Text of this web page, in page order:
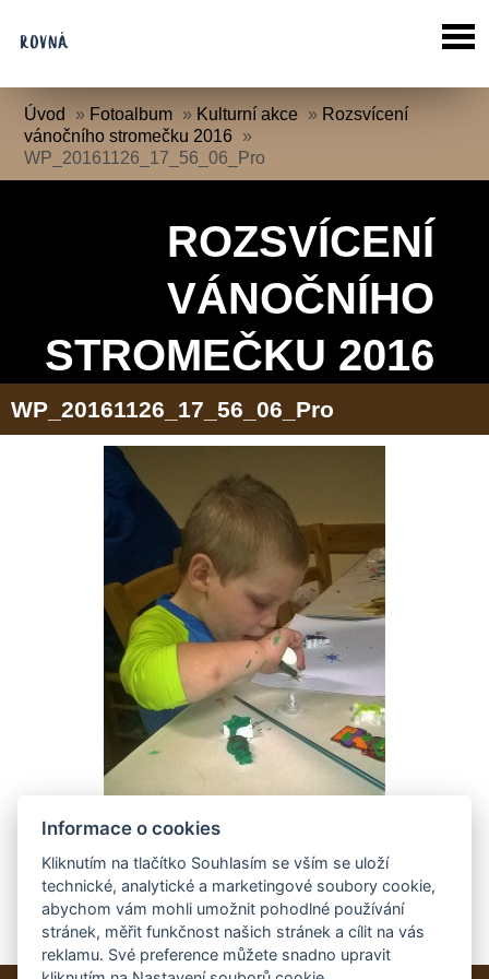
Úvod » Fotoalbum » Kulturní akce » Rozsvícení
vánočního stromečku 2016 »
WP_20161126_17_56_06_Pro
ROZSVÍCENÍ
VÁNOČNÍHO
STROMEČKU 2016
WP_20161126_17_56_06_Pro
Informace o cookies
Kliknutím na tlačítko Souhlasím se vším se uloží
technické, analytické a marketingové soubory cookie,
abychom vám mohli umožnit pohodlné používání
stránek, měřit funkčnost našich stránek a cílit na vás
reklamu. Své preference můžete snadno upravit